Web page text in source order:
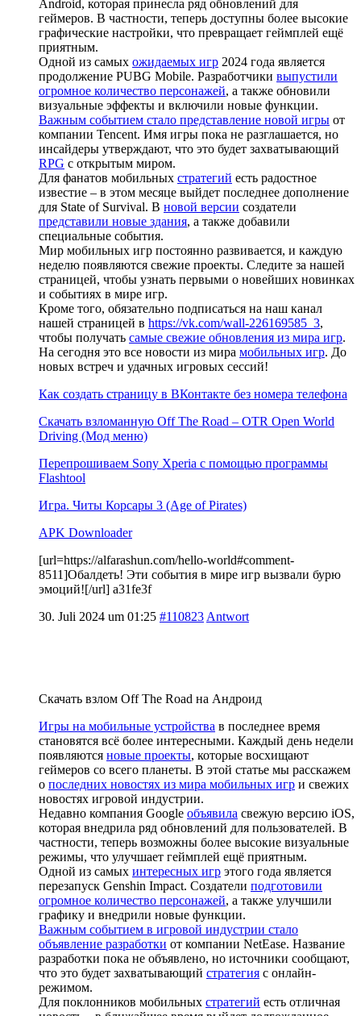
Android, которая принесла ряд обновлений для
геймеров. В частности, теперь доступны более высокие
графические настройки, что превращает геймплей ещё
приятным.
Одной из самых ожидаемых игр 2024 года является
продолжение PUBG Mobile. Разработчики выпустили
огромное количество персонажей, а также обновили
визуальные эффекты и включили новые функции.
Важным событием стало представление новой игры от
компании Tencent. Имя игры пока не разглашается, но
инсайдеры утверждают, что это будет захватывающий
RPG с открытым миром.
Для фанатов мобильных стратегий есть радостное
известие – в этом месяце выйдет последнее дополнение
для State of Survival. В новой версии создатели
представили новые здания, а также добавили
специальные события.
Мир мобильных игр постоянно развивается, и каждую
неделю появляются свежие проекты. Следите за нашей
страницей, чтобы узнать первыми о новейших новинках
и событиях в мире игр.
Кроме того, обязательно подписаться на наш канал
нашей страницей в https://vk.com/wall-226169585_3,
чтобы получать самые свежие обновления из мира игр.
На сегодня это все новости из мира мобильных игр. До
новых встреч и удачных игровых сессий!
Как создать страницу в ВКонтакте без номера телефона
Скачать взломанную Off The Road – OTR Open World
Driving (Мод меню)
Перепрошиваем Sony Xperia с помощью программы
Flashtool
Игра. Читы Корсары 3 (Age of Pirates)
APK Downloader
[url=https://alfarashun.com/hello-world#comment-
8511]Обалдеть! Эти события в мире игр вызвали бурю
эмоций![/url] a31fe3f
30. Juli 2024 um 01:25 #110823 Antwort
Скачать взлом Off The Road на Андроид
Игры на мобильные устройства в последнее время
становятся всё более интересными. Каждый день недели
появляются новые проекты, которые восхищают
геймеров со всего планеты. В этой статье мы расскажем
о последних новостях из мира мобильных игр и свежих
новостях игровой индустрии.
Недавно компания Google объявила свежую версию iOS,
которая внедрила ряд обновлений для пользователей. В
частности, теперь возможны более высокие визуальные
режимы, что улучшает геймплей ещё приятным.
Одной из самых интересных игр этого года является
перезапуск Genshin Impact. Создатели подготовили
огромное количество персонажей, а также улучшили
графику и внедрили новые функции.
Важным событием в игровой индустрии стало
объявление разработки от компании NetEase. Название
разработки пока не объявлено, но источники сообщают,
что это будет захватывающий стратегия с онлайн-
режимом.
Для поклонников мобильных стратегий есть отличная